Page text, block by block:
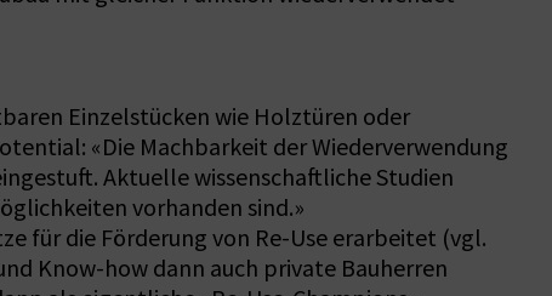
Einzelstücken wie Holztüren oder
«Die Machbarkeit der Wiederverwendung
Aktuelle wissenschaftliche Studien
vorhanden sind.»
für die Förderung von Re-Use erarbeitet (vgl.
Know-how dann auch private Bauherren